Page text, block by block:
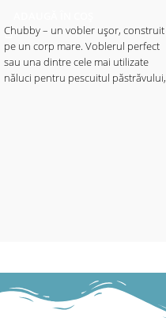
Chubby – un vobler ușor, construit
pe un corp mare. Voblerul perfect
sau una dintre cele mai utilizate
năluci pentru pescuitul păstrăvului,